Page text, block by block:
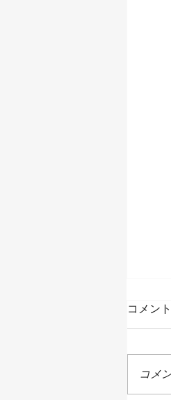
コメント
コメ